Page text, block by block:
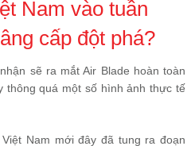
Nam vào tuần
cấp đột phá?
sẽ ra mắt Air Blade hoàn toàn
thông quá một số hình ảnh thực tế
Nam mới đây đã tung ra đoạn